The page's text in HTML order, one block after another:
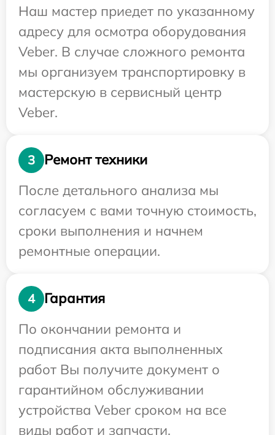
Наш мастер приедет по указанному
адресу для осмотра оборудования
Veber. В случае сложного ремонта
мы организуем транспортировку в
мастерскую в сервисный центр
Veber.
3
Ремонт техники
После детального анализа мы
согласуем с вами точную стоимость,
сроки выполнения и начнем
ремонтные операции.
4
Гарантия
По окончании ремонта и
подписания акта выполненных
работ Вы получите документ о
гарантийном обслуживании
устройства Veber сроком на все
виды работ и запчасти.